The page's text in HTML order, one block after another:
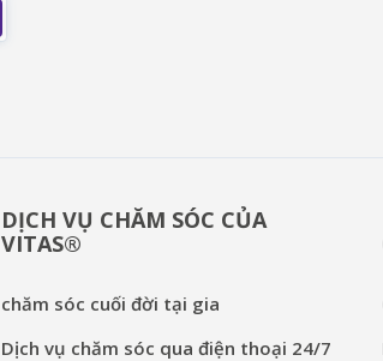
DỊCH VỤ CHĂM SÓC CỦA
VITAS®
chăm sóc cuối đời tại gia
Dịch vụ chăm sóc qua điện thoại 24/7